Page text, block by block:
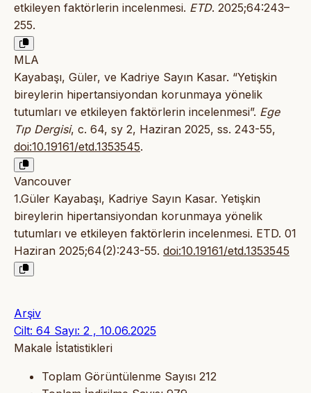
etkileyen faktörlerin incelenmesi. ETD. 2025;64:243–
255.
MLA
Kayabaşı, Güler, ve Kadriye Sayın Kasar. “Yetişkin
bireylerin hipertansiyondan korunmaya yönelik
tutumları ve etkileyen faktörlerin incelenmesi”. Ege
Tıp Dergisi, c. 64, sy 2, Haziran 2025, ss. 243-55,
doi:10.19161/etd.1353545.
Vancouver
1.Güler Kayabaşı, Kadriye Sayın Kasar. Yetişkin
bireylerin hipertansiyondan korunmaya yönelik
tutumları ve etkileyen faktörlerin incelenmesi. ETD. 01
Haziran 2025;64(2):243-55. doi:10.19161/etd.1353545
Arşiv
Cilt: 64 Sayı: 2 , 10.06.2025
Makale İstatistikleri
Toplam Görüntülenme Sayısı 212